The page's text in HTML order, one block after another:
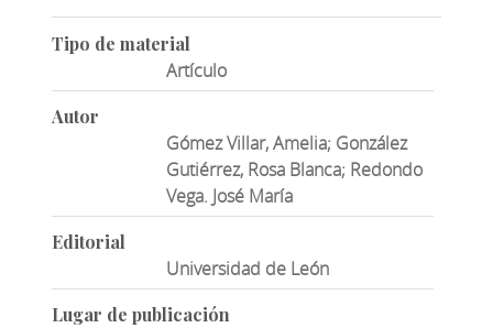
Tipo de material
Artículo
Autor
Gómez Villar, Amelia; González
Gutiérrez, Rosa Blanca; Redondo
Vega. José María
Editorial
Universidad de León
Lugar de publicación